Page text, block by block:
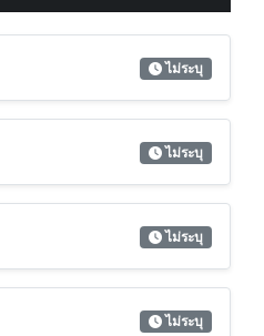
ไม่ระบุ
ไม่ระบุ
ไม่ระบุ
ไม่ระบุ